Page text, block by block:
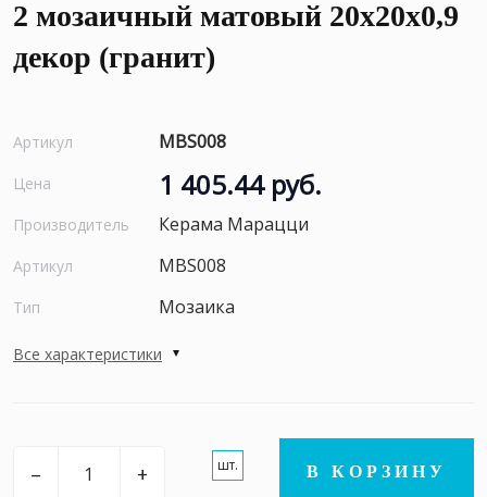
2 мозаичный матовый 20х20х0,9
декор (гранит)
Артикул MBS008
Цена 1 405.44 руб.
Производитель Керама Марацци
Артикул MBS008
Тип Мозаика
Все характеристики
– + шт. В КОРЗИНУ